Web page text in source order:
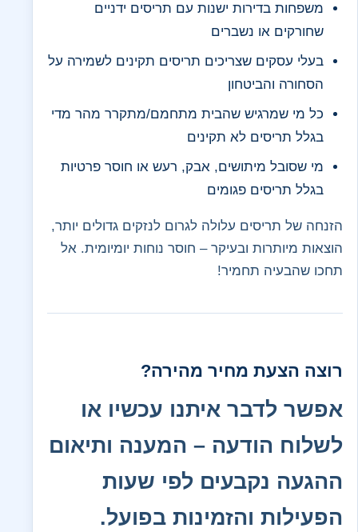
משפחות בדירות ישנות עם תריסים ידניים
שחורקים או נשברים
בעלי עסקים שצריכים תריסים תקינים לשמירה על
הסחורה והביטחון
כל מי שמרגיש שהבית מתחמם/מתקרר מהר מדי
בגלל תריסים לא תקינים
מי שסובל מיתושים, אבק, רעש או חוסר פרטיות
בגלל תריסים פגומים
הזנחה של תריסים עלולה לגרום לנזקים גדולים יותר,
הוצאות מיותרות ובעיקר – חוסר נוחות יומיומית. אל
תחכו שהבעיה תחמיר!
רוצה הצעת מחיר מהירה?
אפשר לדבר איתנו עכשיו או
לשלוח הודעה – המענה ותיאום
ההגעה נקבעים לפי שעות
הפעילות והזמינות בפועל.